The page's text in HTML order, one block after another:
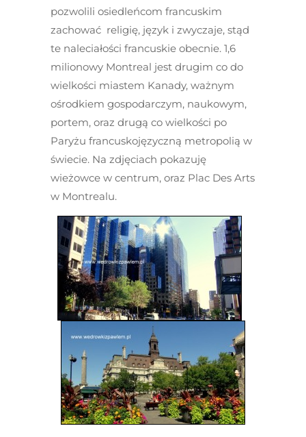
pozwolili osiedleńcom francuskim
zachować religię, język i zwyczaje, stąd
te naleciałości francuskie obecnie. 1,6
milionowy Montreal jest drugim co do
wielkości miastem Kanady, ważnym
ośrodkiem gospodarczym, naukowym,
portem, oraz drugą co wielkości po
Paryżu francuskojęzyczną metropolią w
świecie. Na zdjęciach pokazuję
wieżowce w centrum, oraz Plac Des Arts
w Montrealu.